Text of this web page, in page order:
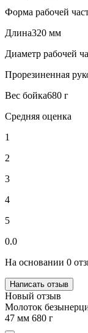
Форма рабочей
Длина320 мм
Диаметр рабочей
Прорезиненная
Вес бойка680 г
Средняя оценка
1
2
3
4
5
0.0
На основании 0
Написать отзыв
Новый отзыв
Молоток
47 мм 680 г